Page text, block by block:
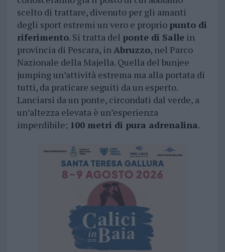
scelto di trattare, divenuto per gli amanti
degli sport estremi un vero e proprio punto di
riferimento. Si tratta del ponte di Sallein
provincia di Pescara, inAbruzzo, nel Parco
Nazionale della Majella. Quella del bunjee
jumping un’attività estrema ma alla portata di
tutti, da praticare seguiti da un esperto.
Lanciarsi da un ponte, circondati dal verde, a
un’altezza elevata è un’esperienza
imperdibile; 100 metri di pura adrenalina.